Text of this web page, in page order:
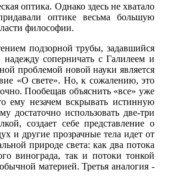
оптика. Однако здесь не хватало
оптике весьма большую
философии.
подзорной трубы, задавшийся
соперничать с Галилеем и
проблемой новой науки является
«О свете». Но, к сожалению, это
Пообещав объяснить «все» уже
ему незачем вскрывать истинную
достаточно использовать две-три
создает себе представление о
и другие прозрачные тела идет от
природе света: как два потока
винограда, так и потоки тонкой
материей. Третья аналогия -